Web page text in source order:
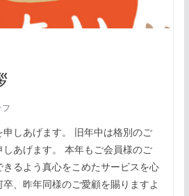
しあげます。 旧年中は格別のご
あげます。 本年もご会員様のご
るよう真心をこめたサービスを心
、昨年同様のご愛顧を賜りますよ